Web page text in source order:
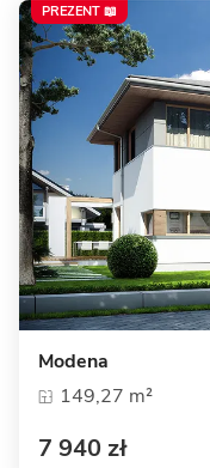
Modena
149,27 m²
7 940 zł
PREZENT 📖